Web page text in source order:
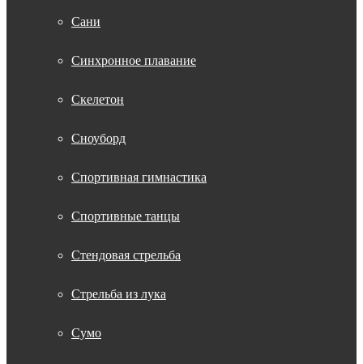
Сани
Синхронное плавание
Скелетон
Сноуборд
Спортивная гимнастика
Спортивные танцы
Стендовая стрельба
Стрельба из лука
Сумо